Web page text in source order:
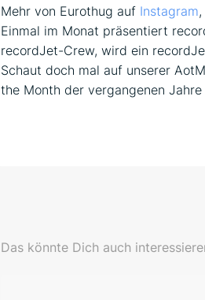
Mehr von Eurothug auf Instagram,
Einmal im Monat präsentiert
recordJet-Crew, wird ein
Schaut doch mal auf unserer
the Month der vergangenen
Das könnte Dich auch